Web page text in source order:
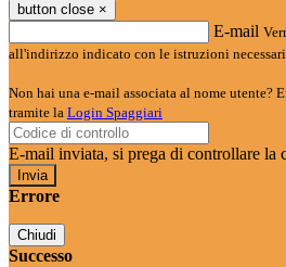
button close ×
E-mail
all'indirizzo indicato con le istruzioni
Non hai una e-mail associata al nome utente?
tramite la Login Spaggiari
E-mail inviata, si prega di controllare la
Errore
Chiudi
Successo